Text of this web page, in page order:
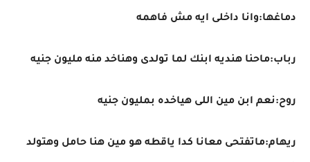
دماغها:وانا داخلى ايه مش فاهمه
رباب:ماحنا هنديه ابنك لما تولدى وهناخد منه مليون جنيه
روح:نعم ابن مين اللى هياخده بمليون جنيه
ريهام:ماتفتحى معانا كدا ياقطه هو مين هنا حامل وهتولد